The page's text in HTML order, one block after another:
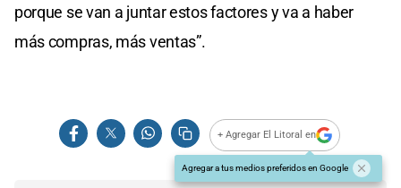
porque se van a juntar estos factores y va a haber
más compras, más ventas”.
+ Agregar El Litoral en
Agregar a tus medios preferidos en Google